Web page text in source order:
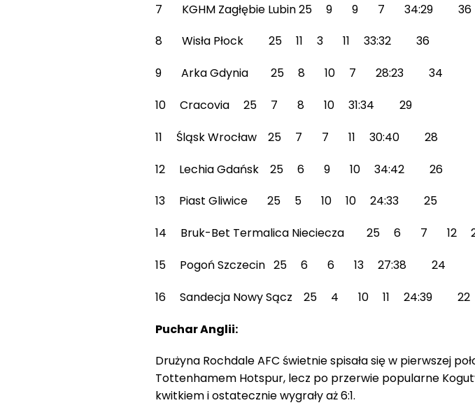
7 KGHM Zagłębie Lubin 25 9 9 7 34:29 36
8 Wisła Płock 25 11 3 11 33:32 36
9 Arka Gdynia 25 8 10 7 28:23 34
10 Cracovia 25 7 8 10 31:34 29
11 Śląsk Wrocław 25 7 7 11 30:40 28
12 Lechia Gdańsk 25 6 9 10 34:42 26
13 Piast Gliwice 25 5 10 10 24:33 25
14 Bruk-Bet Termalica Nieciecza 25 6 7 12
15 Pogoń Szczecin 25 6 6 13 27:38 24
16 Sandecja Nowy Sącz 25 4 10 11 24:39 22
Puchar Anglii:
Drużyna Rochdale AFC świetnie spisała się w pierwszej
Tottenhamem Hotspur, lecz po przerwie popularne
kwitkiem i ostatecznie wygrały aż 6:1.